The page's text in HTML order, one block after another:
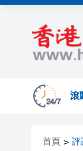
滾
首頁 > 評